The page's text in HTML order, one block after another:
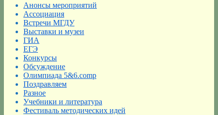
Анонсы мероприятий
Ассоциация
Встречи МГДУ
Выставки и музеи
ГИА
ЕГЭ
Конкурсы
Обсуждение
Олимпиада 5&6.comp
Поздравляем
Разное
Учебники и литература
Фестиваль методических идей